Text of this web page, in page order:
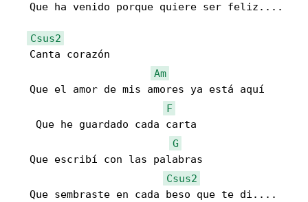
   Que ha venido porque quiere ser feliz....
Csus2
   Canta corazón
Am
   Que el amor de mis amores ya está aquí
F
    Que he guardado cada carta
G
   Que escribí con las palabras
Csus2
   Que sembraste en cada beso que te di....